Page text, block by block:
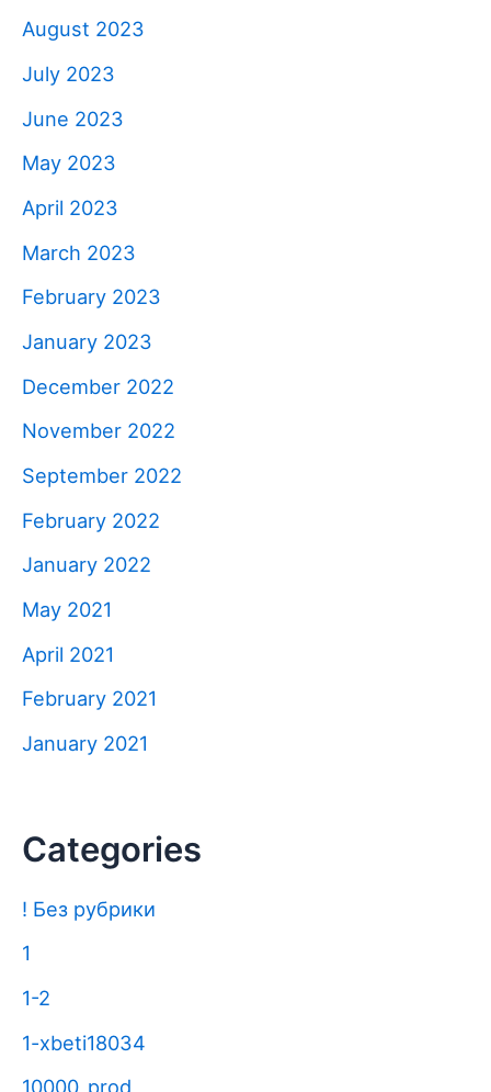
August 2023
July 2023
June 2023
May 2023
April 2023
March 2023
February 2023
January 2023
December 2022
November 2022
September 2022
February 2022
January 2022
May 2021
April 2021
February 2021
January 2021
Categories
! Без рубрики
1
1-2
1-xbeti18034
10000_prod